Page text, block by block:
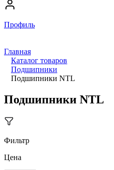
Профиль
Главная
Каталог товаров
Подшипники
Подшипники NTL
Подшипники NTL
Фильтр
Цена